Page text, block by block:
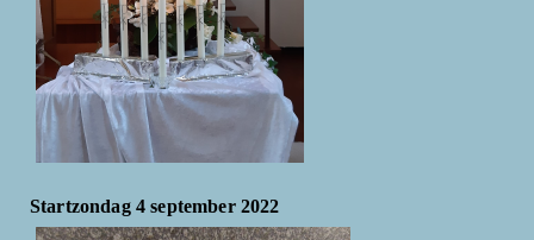
Startzondag 4 september 2022